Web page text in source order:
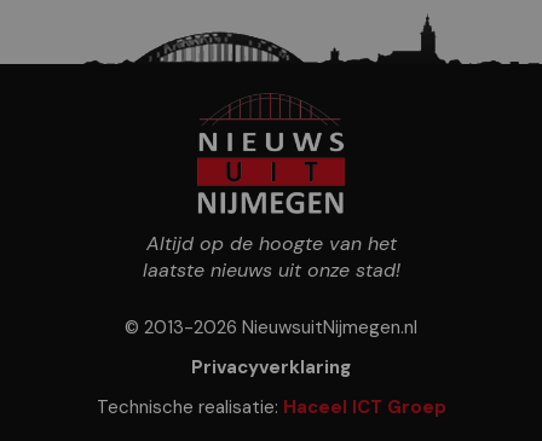
Altijd op de hoogte van het
laatste nieuws uit onze stad!
© 2013-2026 NieuwsuitNijmegen.nl
Privacyverklaring
Technische realisatie: Haceel ICT Groep